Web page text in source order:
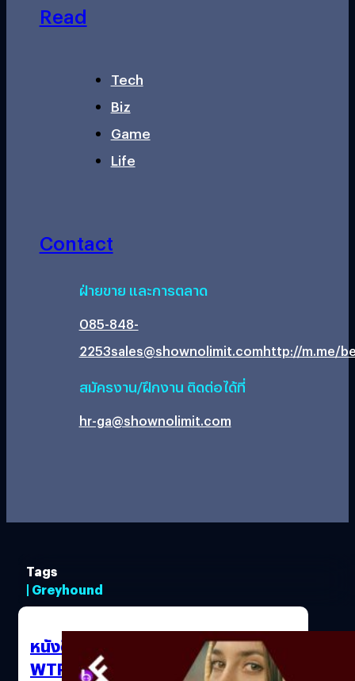
Read
Tech
Biz
Game
Life
Contact
ฝ่ายขาย และการตลาด
085-848-
2253sales@shownolimit.comhttp://m.me/
สมัครงาน/ฝึกงาน ติดต่อได้ที่
hr-ga@shownolimit.com
Tags
| Greyhound
หนังดี “ที่พลาดไป” แห่งปี 2020 จน
WTF อยากให้คุณหามาดู!